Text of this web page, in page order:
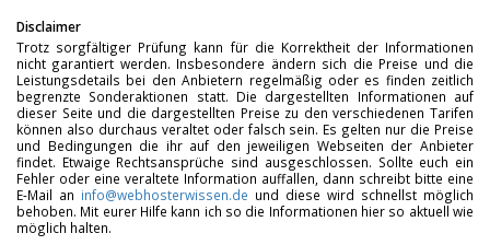
Disclaimer
Trotz sorgfältiger Prüfung kann für die Korrektheit der Informationen
nicht garantiert werden. Insbesondere ändern sich die Preise und die
Leistungsdetails bei den Anbietern regelmäßig oder es finden zeitlich
begrenzte Sonderaktionen statt. Die dargestellten Informationen auf
dieser Seite und die dargestellten Preise zu den verschiedenen Tarifen
können also durchaus veraltet oder falsch sein. Es gelten nur die Preise
und Bedingungen die ihr auf den jeweiligen Webseiten der Anbieter
findet. Etwaige Rechtsansprüche sind ausgeschlossen. Sollte euch ein
Fehler oder eine veraltete Information auffallen, dann schreibt bitte eine
E-Mail an info@webhosterwissen.de und diese wird schnellst möglich
behoben. Mit eurer Hilfe kann ich so die Informationen hier so aktuell wie
möglich halten.